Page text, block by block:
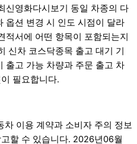
신영화다시보기 동일 차종의 다
옵션 변경 시 인도 시점이 달라
적서에 어떤 항목이 포함되는지
신차 코스닥종목 출고 대기 기
출고 가능 차량과 주문 출고 차
필요합니다.
이용 계약과 소비자 주의 정보
할 수 있습니다. 2026년06월